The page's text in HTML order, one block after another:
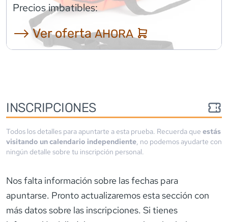
Precios imbatibles:
⟶ Ver ofertaAHORA
INSCRIPCIONES
Todos los detalles para apuntarte a esta prueba. Recuerda que estás
visitando un calendario independiente, no podemos ayudarte con
ningún detalle sobre tu inscripción personal.
Nos falta información sobre las fechas para
apuntarse. Pronto actualizaremos esta sección con
más datos sobre las inscripciones. Si tienes